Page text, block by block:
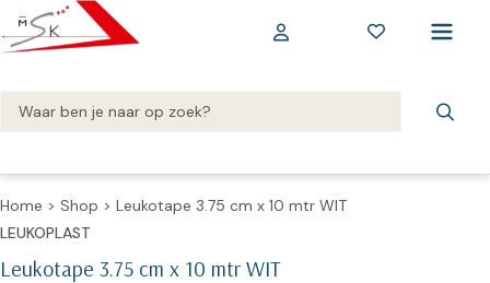
Home > Shop > Leukotape 3.75 cm x 10 mtr WIT
Leukotape 3.75 cm x 10 mtr WIT
LEUKOPLAST